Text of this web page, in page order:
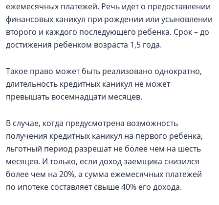
ежемесячных платежей. Речь идет о предоставлении
финансовых каникул при рождении или усыновлении
второго и каждого последующего ребенка. Срок – до
достижения ребенком возраста 1,5 года.
Такое право может быть реализовано однократно,
длительность кредитных каникул не может
превышать восемнадцати месяцев.
В случае, когда предусмотрена возможность
получения кредитных каникул на первого ребенка,
льготный период разрешат не более чем на шесть
месяцев. И только, если доход заемщика снизился
более чем на 20%, а сумма ежемесячных платежей
по ипотеке составляет свыше 40% его дохода.